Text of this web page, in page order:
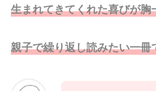
生まれてきてくれた喜びが胸
親子で繰り返し読みたい一冊